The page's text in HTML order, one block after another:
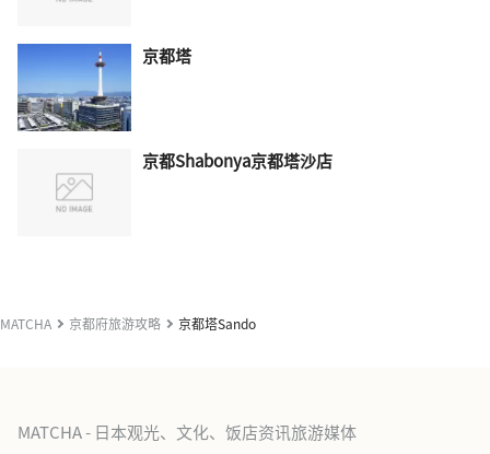
京都塔
京都Shabonya京都塔沙店
MATCHA 京都府旅游攻略 京都塔Sando
MATCHA - 日本观光、文化、饭店资讯旅游媒体